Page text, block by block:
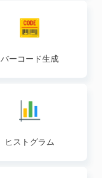
バーコード生成
ヒストグラム